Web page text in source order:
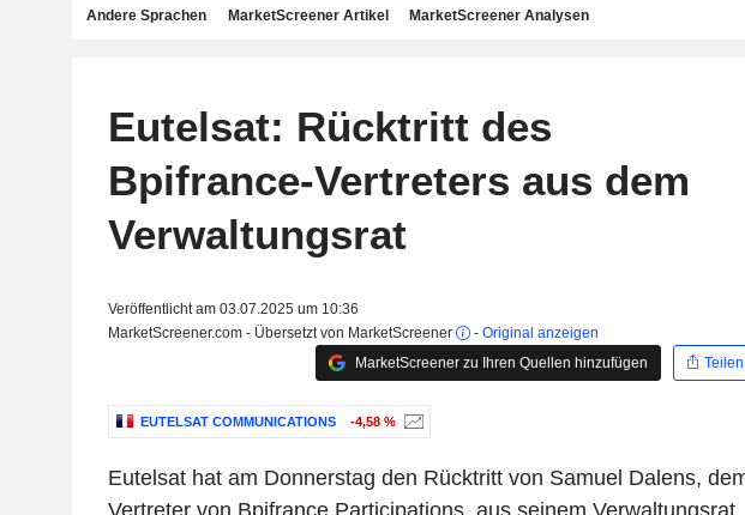
Andere Sprachen MarketScreener Artikel MarketScreener Analysen
Eutelsat: Rücktritt des
Bpifrance-Vertreters aus dem
Verwaltungsrat
Veröffentlicht am 03.07.2025 um 10:36
MarketScreener.com - Übersetzt von MarketScreener
- Original anzeigen
MarketScreener zu Ihren Quellen hinzufügen
Teilen
EUTELSAT COMMUNICATIONS -4,58 %
Eutelsat hat am Donnerstag den Rücktritt von Samuel Dalens,